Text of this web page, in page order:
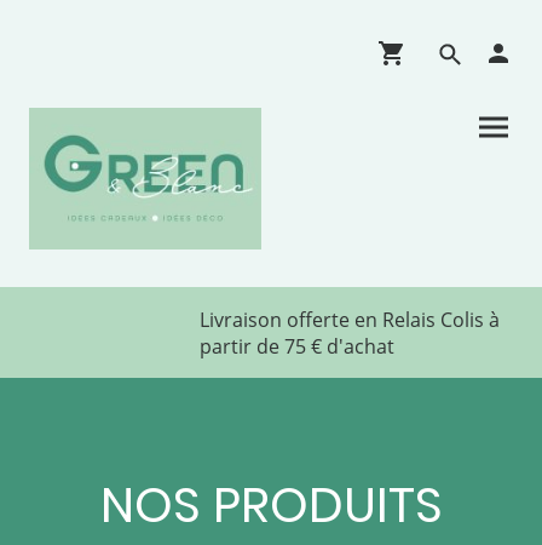
Livraison offerte en Relais Colis à
partir de 75 € d'achat
NOS PRODUITS